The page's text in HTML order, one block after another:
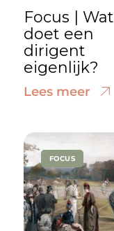
Focus | Wat
doet een
dirigent
eigenlijk?
Lees meer
FOCUS